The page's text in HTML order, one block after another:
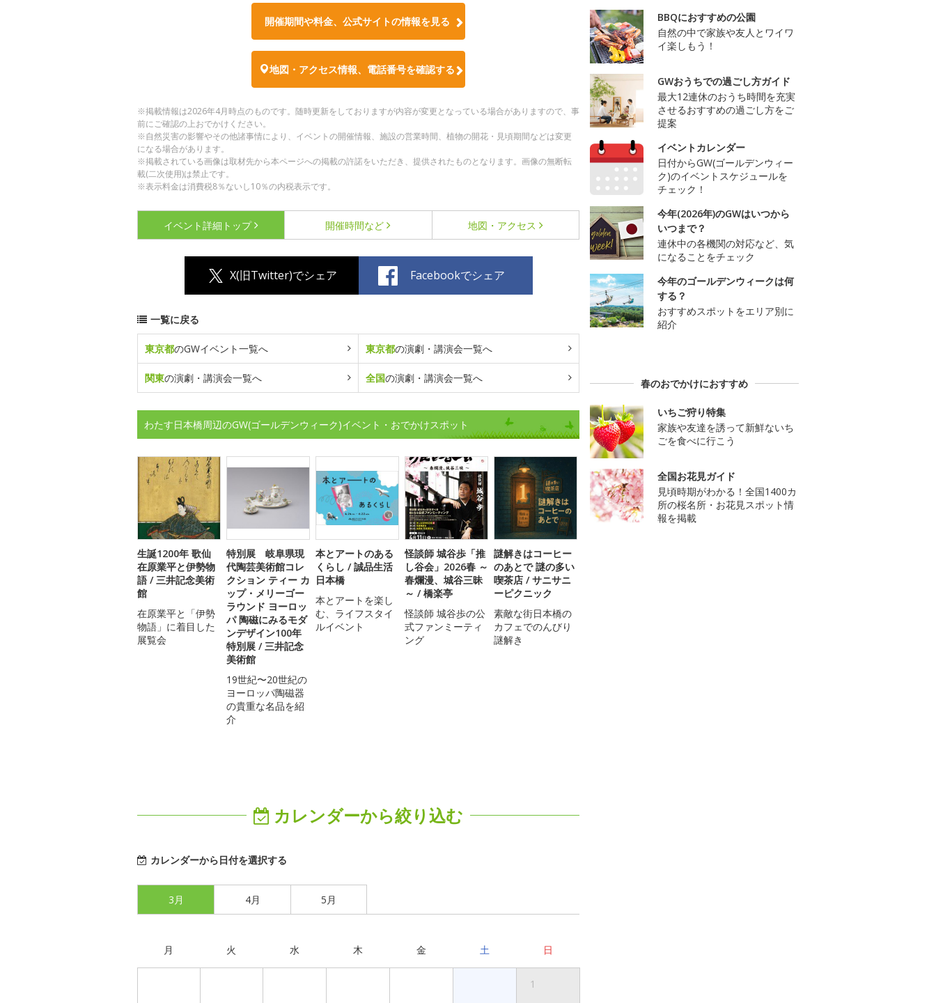
開催期間や料金、公式サイトの情報を見る
地図・アクセス情報、電話番号を確認する
※掲載情報は2026年4月時点のものです。随時更新をしておりますが内容が変更となっている場合がありますので、事
前にご確認の上おでかけください。
※自然災害の影響やその他諸事情により、イベントの開催情報、施設の営業時間、植物の開花・見頃期間などは変更
になる場合があります。
※掲載されている画像は取材先から本ページへの掲載の許諾をいただき、提供されたものとなります。画像の無断転
載(二次使用)は禁止です。
※表示料金は消費税8％ないし10％の内税表示です。
イベント詳細 トップ 開催時間など 地図・アクセス
X(旧Twitter)でシェア Facebookでシェア
一覧に戻る
東京都のGWイベント一覧へ 東京都の演劇・講演会一覧へ
関東の演劇・講演会一覧へ 全国の演劇・講演会一覧へ
わたす日本橋周辺のGW(ゴールデンウィーク)イベント・おでかけスポット
生誕1200年 歌仙
在原業平と伊勢物
語 / 三井記念美術
館
在原業平と「伊勢
物語」に着目した
展覧会
特別展 岐阜県現
代陶芸美術館コレ
クション ティー カ
ップ・メリーゴー
ラウンド ヨーロッ
パ 陶磁にみるモダ
ンデザイン100年
特別展 / 三井記念
美術館
19世紀〜20世紀の
ヨーロッパ陶磁器
の貴重な名品を紹
介
本とアートのある
くらし / 誠品生活
日本橋
本とアートを楽し
む、ライフスタイ
ルイベント
怪談師 城谷歩「推
し谷会」2026春 ～
春爛漫、城谷三昧
～ / 橋楽亭
怪談師 城谷歩の公
式ファンミーティ
ング
謎解きはコーヒー
のあとで 謎の多い
喫茶店 / サニサニ
ーピクニック
素敵な街日本橋の
カフェでのんびり
謎解き
カレンダーから絞り込む
カレンダーから日付を選択する
3月 4月 5月
月 火 水 木 金 土 日
1
BBQにおすすめの公園
自然の中で家族や友人とワイワ
イ楽しもう！
GWおうちでの過ごし方ガイド
最大12連休のおうち時間を充実
させるおすすめの過ごし方をご
提案
イベントカレンダー
日付からGW(ゴールデンウィー
ク)のイベントスケジュールを
チェック！
今年(2026年)のGWはいつから
いつまで？
連休中の各機関の対応など、気
になることをチェック
今年のゴールデンウィークは何
する？
おすすめスポットをエリア別に
紹介
春のおでかけにおすすめ
いちご狩り特集
家族や友達を誘って新鮮ないち
ごを食べに行こう
全国お花見ガイド
見頃時期がわかる！全国1400カ
所の桜名所・お花見スポット情
報を掲載